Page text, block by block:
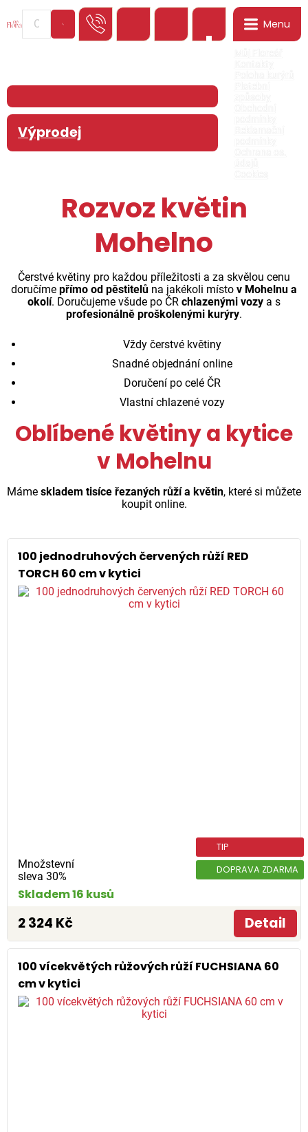
Menu
Výprodej
Rozvoz květin
Mohelno
Čerstvé květiny pro každou příležitosti a za skvělou cenu
doručíme přímo od pěstitelů na jakékoli místo v Mohelnu a
okolí. Doručujeme všude po ČR chlazenými vozy a s
profesionálně proškolenými kurýry.
Vždy čerstvé květiny
Snadné objednání online
Doručení po celé ČR
Vlastní chlazené vozy
Oblíbené květiny a kytice
v Mohelnu
Máme skladem tisíce řezaných růží a květin, které si můžete
koupit online.
100 jednodruhových červených růží RED
TORCH 60 cm v kytici
Množstevní
sleva 30%
TIP
DOPRAVA ZDARMA
Skladem 16 kusů
2 324 Kč Detail
100 vícekvětých růžových růží FUCHSIANA 60
cm v kytici